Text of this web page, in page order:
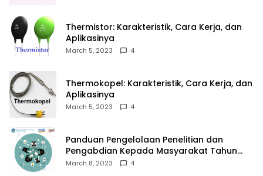
Thermistor: Karakteristik, Cara Kerja, dan
Aplikasinya
March 5, 2023 4
Thermokopel: Karakteristik, Cara Kerja, dan
Aplikasinya
March 5, 2023 4
Panduan Pengelolaan Penelitian dan
Pengabdian Kepada Masyarakat Tahun
2023
March 8, 2023 4